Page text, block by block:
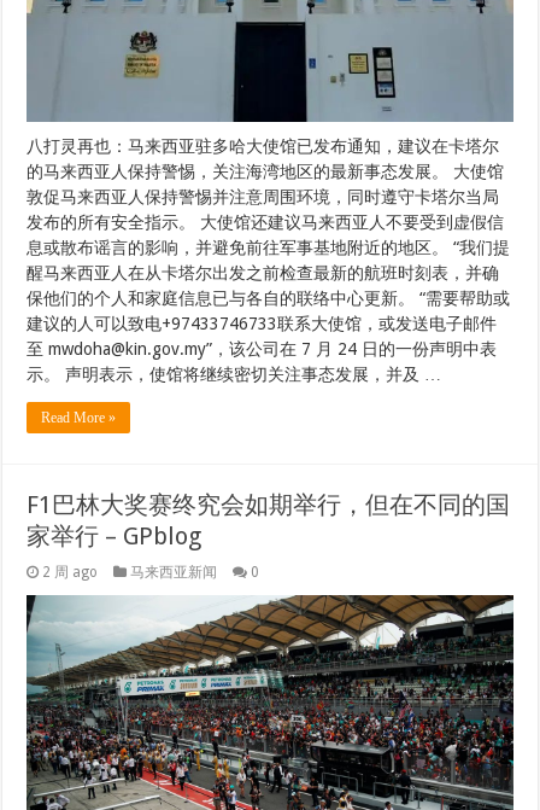
八打灵再也：马来西亚驻多哈大使馆已发布通知，建议在卡塔尔
的马来西亚人保持警惕，关注海湾地区的最新事态发展。 大使馆
敦促马来西亚人保持警惕并注意周围环境，同时遵守卡塔尔当局
发布的所有安全指示。 大使馆还建议马来西亚人不要受到虚假信
息或散布谣言的影响，并避免前往军事基地附近的地区。 “我们提
醒马来西亚人在从卡塔尔出发之前检查最新的航班时刻表，并确
保他们的个人和家庭信息已与各自的联络中心更新。 “需要帮助或
建议的人可以致电+97433746733联系大使馆，或发送电子邮件
至 mwdoha@kin.gov.my”，该公司在 7 月 24 日的一份声明中表
示。 声明表示，使馆将继续密切关注事态发展，并及 …
Read More »
F1巴林大奖赛终究会如期举行，但在不同的国
家举行 – GPblog
2 周 ago 马来西亚新闻 0